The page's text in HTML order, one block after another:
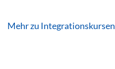
Mehr zu Integrationskursen